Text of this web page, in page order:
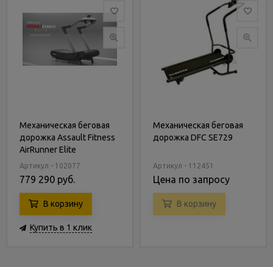
Механическая беговая
дорожка Assault Fitness
AirRunner Elite
Артикул - 102077
779 290 руб.
В корзину
Купить в 1 клик
Механическая беговая
дорожка DFC SE729
Артикул - 112451
Цена по запросу
В корзину